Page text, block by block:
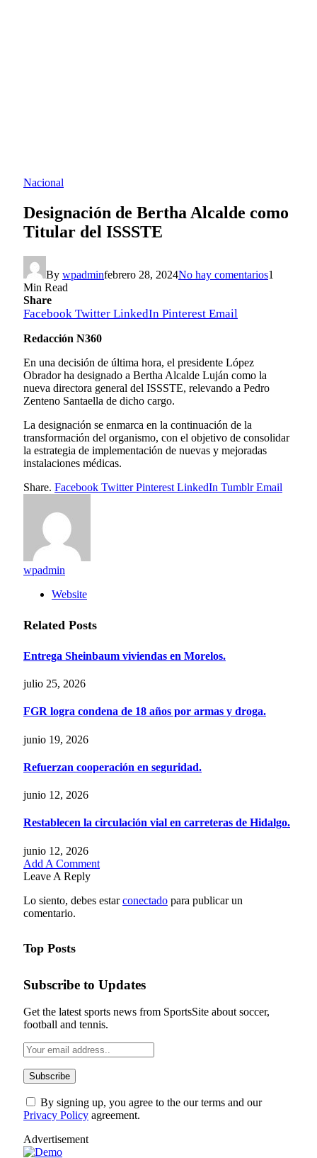
Nacional
Designación de Bertha Alcalde como
Titular del ISSSTE
By wpadminfebrero 28, 2024No hay comentarios1
Min Read
Share
Facebook Twitter LinkedIn Pinterest Email
Redacción N360
En una decisión de última hora, el presidente López
Obrador ha designado a Bertha Alcalde Luján como la
nueva directora general del ISSSTE, relevando a Pedro
Zenteno Santaella de dicho cargo.
La designación se enmarca en la continuación de la
transformación del organismo, con el objetivo de consolidar
la estrategia de implementación de nuevas y mejoradas
instalaciones médicas.
Share. Facebook Twitter Pinterest LinkedIn Tumblr Email
wpadmin
Website
Related Posts
Entrega Sheinbaum viviendas en Morelos.
julio 25, 2026
FGR logra condena de 18 años por armas y droga.
junio 19, 2026
Refuerzan cooperación en seguridad.
junio 12, 2026
Restablecen la circulación vial en carreteras de Hidalgo.
junio 12, 2026
Add A Comment
Leave A Reply
Lo siento, debes estarconectado para publicar un
comentario.
Top Posts
Subscribe to Updates
Get the latest sports news from SportsSite about soccer,
football and tennis.
By signing up, you agree to the our terms and our
Privacy Policy agreement.
Advertisement